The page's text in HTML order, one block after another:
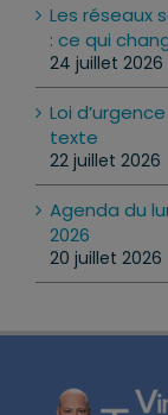
Les réseaux
: ce qui
24 juillet 2026
Loi
texte
22 juillet 2026
Agenda du
2026
20 juillet 2026